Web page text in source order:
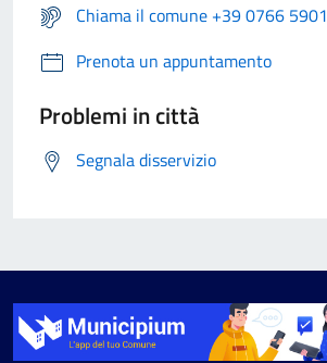
Chiama il comune +39 0766 5901
Prenota un appuntamento
Problemi in città
Segnala disservizio